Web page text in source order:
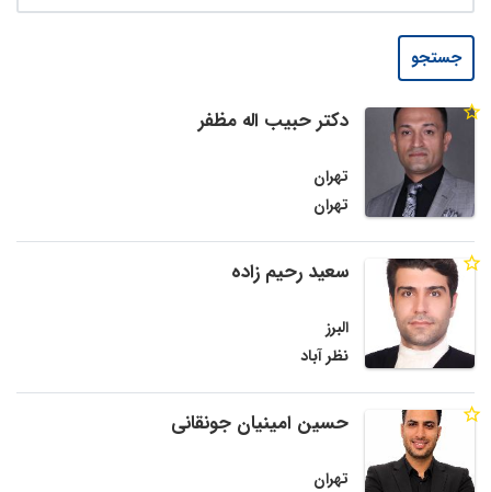
جستجو
دکتر حبیب اله مظفر
تهران
تهران
سعید رحیم زاده
البرز
نظر آباد
حسین امینیان جونقانی
تهران